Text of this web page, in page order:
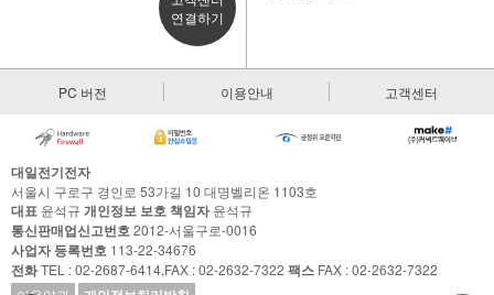
연결하기
PC 버전 이용안내 고객센터
대일전기전자
서울시 구로구 경인로 53가길 10 대명벨리온 1103호
대표 윤석규 개인정보 보호 책임자윤석규
통신판매업신고번호2012-서울구로-0016
사업자 등록번호 113-22-34676
전화TEL : 02-2687-6414,FAX : 02-2632-7322 팩스 FAX : 02-2632-7322